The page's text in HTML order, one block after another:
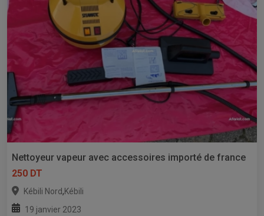
Nettoyeur vapeur avec accessoires importé de france
250 DT
Kébili Nord,Kébili
19 janvier 2023